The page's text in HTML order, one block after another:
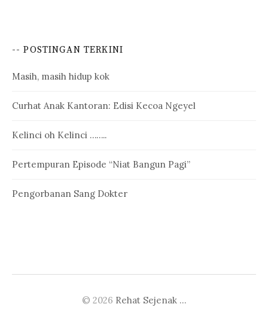
-- POSTINGAN TERKINI
Masih, masih hidup kok
Curhat Anak Kantoran: Edisi Kecoa Ngeyel
Kelinci oh Kelinci ……..
Pertempuran Episode “Niat Bangun Pagi”
Pengorbanan Sang Dokter
© 2026 Rehat Sejenak …